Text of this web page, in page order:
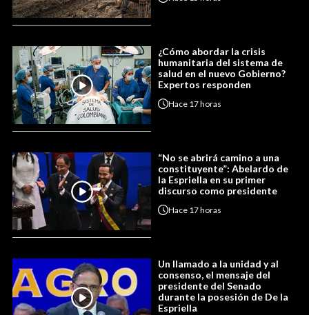
¿Cómo abordar la crisis
humanitaria del sistema de
salud en el nuevo Gobierno?
Expertos responden
Hace 17 horas
“No se abrirá camino a una
constituyente”: Abelardo de
la Espriella en su primer
discurso como presidente
Hace 17 horas
Un llamado a la unidad y al
consenso, el mensaje del
presidente del Senado
durante la posesión de De la
Espriella